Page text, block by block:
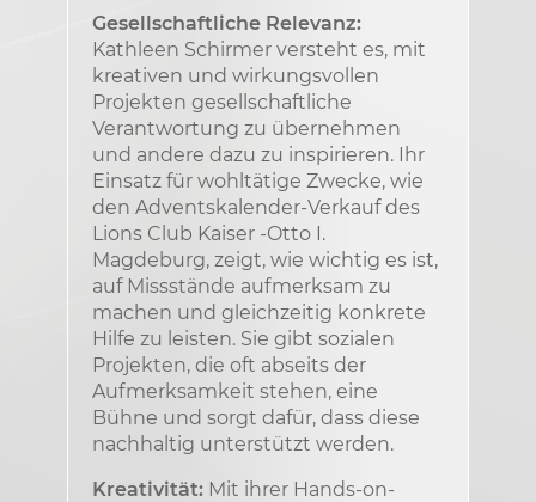
Gesellschaftliche Relevanz:
Kathleen Schirmer versteht es, mit
kreativen und wirkungsvollen
Projekten gesellschaftliche
Verantwortung zu übernehmen
und andere dazu zu inspirieren. Ihr
Einsatz für wohltätige Zwecke, wie
den Adventskalender-Verkauf des
Lions Club Kaiser -Otto I.
Magdeburg, zeigt, wie wichtig es ist,
auf Missstände aufmerksam zu
machen und gleichzeitig konkrete
Hilfe zu leisten. Sie gibt sozialen
Projekten, die oft abseits der
Aufmerksamkeit stehen, eine
Bühne und sorgt dafür, dass diese
nachhaltig unterstützt werden.
Kreativität: Mit ihrer Hands-on-